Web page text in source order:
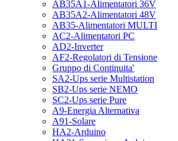
AB35A1-Alimentatori 36V
AB35A2-Alimentatori 48V
AB35-Alimentatori MULTI
AC2-Alimentatori PC
AD2-Inverter
AF2-Regolatori di Tensione
Gruppo di Continuita'
SA2-Ups serie Multistation
SB2-Ups serie NEMO
SC2-Ups serie Pure
A9-Energia Alternativa
A91-Solare
HA2-Arduino